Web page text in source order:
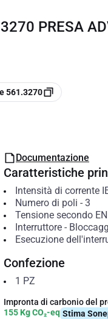
PRESA
561.3270
Documentazione
Caratteristiche
Intensità di corrente
Numero di poli - 3
Tensione secondo
Interruttore-
Esecuzione
Confezione
1 PZ
Impronta di carbonio del
155 Kg CO₂-eq Stima